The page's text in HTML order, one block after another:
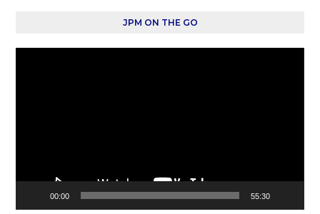
JPM ON THE GO
00:00 55:30